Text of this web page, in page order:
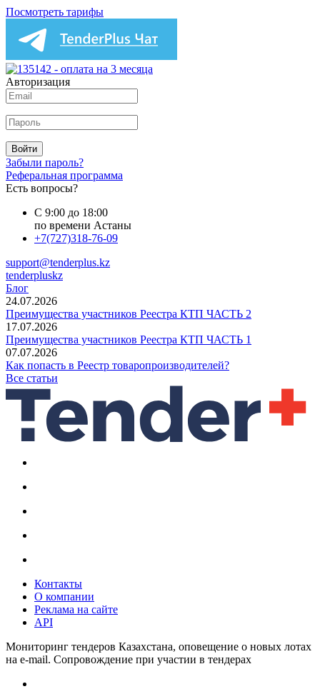
Посмотреть тарифы
Авторизация
Войти
Забыли пароль?
Реферальная программа
Есть вопросы?
С 9:00 до 18:00
по времени Астаны
+7(727)318-76-09
support@tenderplus.kz
tenderpluskz
Блог
24.07.2026
Преимущества участников Реестра КТП ЧАСТЬ 2
17.07.2026
Преимущества участников Реестра КТП ЧАСТЬ 1
07.07.2026
Как попасть в Реестр товаропроизводителей?
Все статьи
Контакты
О компании
Реклама на сайте
API
Мониторинг тендеров Казахстана, оповещение о новых лотах
на e-mail. Сопровождение при участии в тендерах